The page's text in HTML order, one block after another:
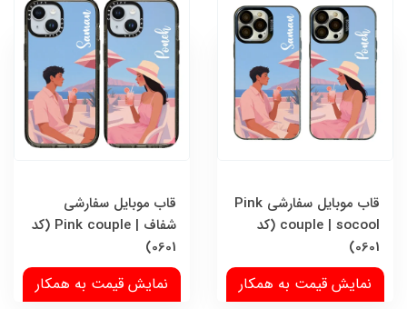
قاب موبایل سفارشی Pink
couple | socool (کد
0601)
نمایش قیمت به همکار
قاب موبایل سفارشی
شفاف | Pink couple (کد
0601)
نمایش قیمت به همکار